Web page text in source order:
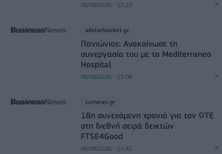
06/08/2026 - 15:27
allstarbasket.gr
Πανιώνιος: Ανακοίνωσε τη
συνεργασία του με το Mediterraneo
Hospital
06/08/2026 - 15:06
csrnews.gr
18η συνεχόμενη χρονιά για τον ΟΤΕ
στη διεθνή σειρά δεικτών
FTSE4Good
06/08/2026 - 11:42